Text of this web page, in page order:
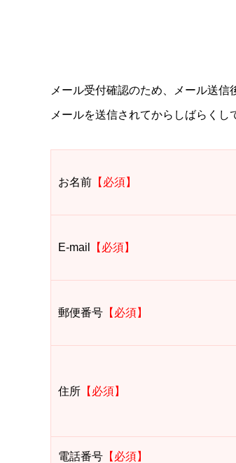
メール受付確認のため、メール送信
メールを送信されてからしばらく
お名前 【必須】
E-mail
【必須】
郵便番号 【必須】
住所 【必須】
電話番号 【必須】